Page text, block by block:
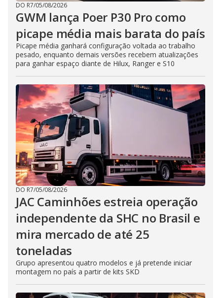
DO R7/05/08/2026
GWM lança Poer P30 Pro como
picape média mais barata do país
Picape média ganhará configuração voltada ao trabalho
pesado, enquanto demais versões recebem atualizações
para ganhar espaço diante de Hilux, Ranger e S10
DO R7/05/08/2026
JAC Caminhões estreia operação
independente da SHC no Brasil e
mira mercado de até 25
toneladas
Grupo apresentou quatro modelos e já pretende iniciar
montagem no país a partir de kits SKD